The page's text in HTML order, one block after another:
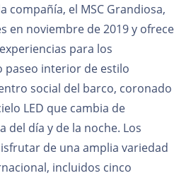
compañía, el MSC Grandiosa,
en noviembre de 2019 y ofrece
para los
paseo interior de estilo
social del barco, coronado
LED que cambia de
del día y de la noche. Los
de una amplia variedad
incluidos cinco